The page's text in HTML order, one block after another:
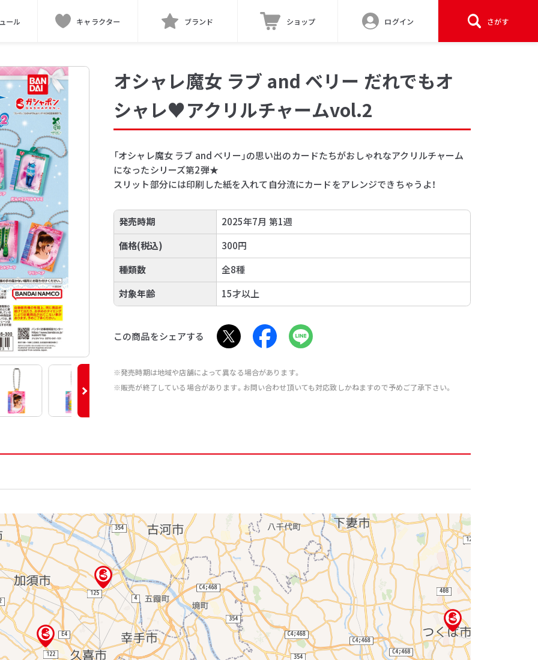
ール キャラクター ブランド ショップ ログイン さがす
オシャレ魔女 ラブ and ベリー だれでもオ
シャレ♥アクリルチャームvol.2
「オシャレ魔女 ラブ and ベリー」の思い出のカードたちがおしゃれなアクリルチャーム
になったシリーズ第2弾★
スリット部分には印刷した紙を入れて自分流にカードをアレンジできちゃうよ！
発売時期
2025年7月 第1週
価格(税込)
300円
種類数
全8種
対象年齢
15才以上
この商品をシェアする
※発売時期は地域や店舗によって異なる場合があります。
※販売が終了している場合があります。お問い合わせ頂いても対応致しかねますので予めご了承下さい。